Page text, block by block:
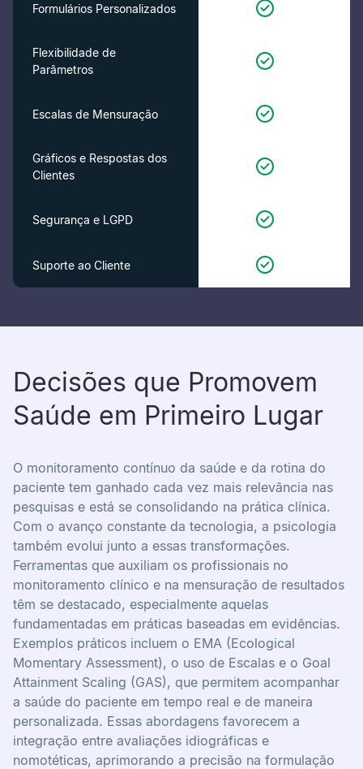
Formulários Personalizados
Flexibilidade de
Parâmetros
Escalas de Mensuração
Gráficos e Respostas dos
Clientes
Segurança e LGPD
Suporte ao Cliente
Decisões que Promovem
Saúde em Primeiro Lugar
O monitoramento contínuo da saúde e da rotina do
paciente tem ganhado cada vez mais relevância nas
pesquisas e está se consolidando na prática clínica.
Com o avanço constante da tecnologia, a psicologia
também evolui junto a essas transformações.
Ferramentas que auxiliam os profissionais no
monitoramento clínico e na mensuração de resultados
têm se destacado, especialmente aquelas
fundamentadas em práticas baseadas em evidências.
Exemplos práticos incluem o EMA (Ecological
Momentary Assessment), o uso de Escalas e o Goal
Attainment Scaling (GAS), que permitem acompanhar
a saúde do paciente em tempo real e de maneira
personalizada. Essas abordagens favorecem a
integração entre avaliações idiográficas e
nomotéticas, aprimorando a precisão na formulação